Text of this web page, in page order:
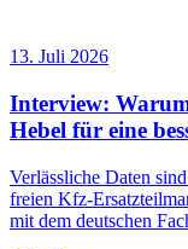
13. Juli 2026
Interview:
Hebel für eine
Verlässliche Daten
freien Kfz-
mit dem deutschen